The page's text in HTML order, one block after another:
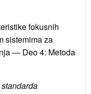
fokusnih
sistemima za
— Deo 4: Metoda